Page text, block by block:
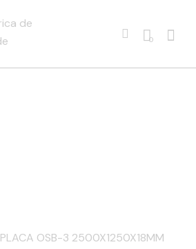
0
PLACA OSB-3 2500X1250X18MM